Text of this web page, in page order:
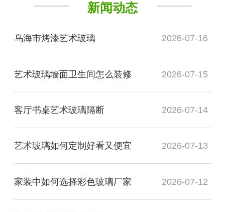
新闻动态
乌海市烤漆艺术玻璃 2026-07-16
艺术玻璃墙面卫生间怎么装修 2026-07-15
客厅书桌艺术玻璃隔断 2026-07-14
艺术玻璃如何定制好看又便宜 2026-07-13
家装中如何选择彩色玻璃厂家 2026-07-12